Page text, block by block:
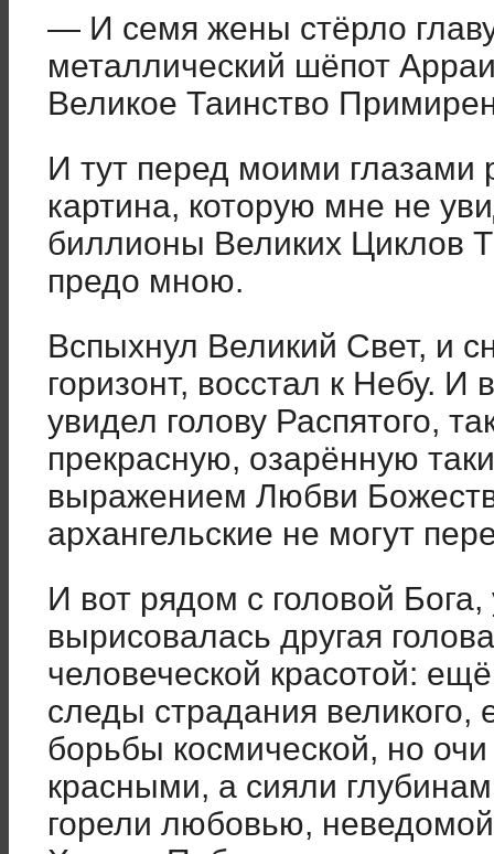
— И семя жены стёрло
металлический шёпот
Великое Таинство
И тут перед моими глазами
картина, которую мне не
биллионы Великих Циклов
предо мною.
Вспыхнул Великий Свет, и
горизонт, восстал к Небу. И
увидел голову Распятого,
прекрасную, озарённую
выражением Любви
архангельские не могут
И вот рядом с головой
вырисовалась другая
человеческой красотой:
следы страдания
борьбы космической, но
красными, а сияли
горели любовью,